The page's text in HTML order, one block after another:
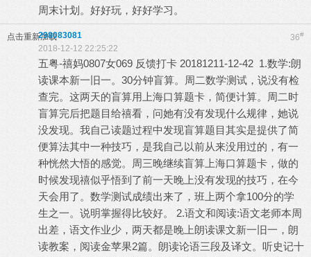
周末计划。好好玩，好好学习。
点击重新加载 36#
298083081
2018-12-12 22:25:22
五粤-禧妈0807女069 反馈打卡 20181211-12-42 1.数学:朗
读课本新一旧一。30分钟盲算。周二数学测试，说没有检
查完。这两天的盲算用上海口算题卡，简便计算。周二时
盲算完后把题目给禧看，问她有没有发现什么规律，她说
没发现。我自己读题过程中发现盲算题目其实是提供了简
便算法其中一种技巧，是我自己以前从来没用过的，有一
种恍然大悟的感觉。周三晚继续盲算上海口算题卡，做的
时候发现禧似乎悟到了前一天晚上没有发现的技巧，在今
天会用了。数学测试成绩出来了，班上两个拿100分的学
生之一。说明掌握得比较好。 2.语文和阅读:语文老师本周
出差，语文作业少，两天都是晚上朗读课文新一旧一，朗
读教案，阅读金苹果2篇。朗读论语三段及译文。听史记十